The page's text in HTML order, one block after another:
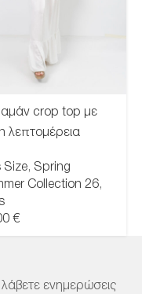
crop top με
λεπτομέρεια
Size, Spring
Collection 26,
€
ενημερώσεις